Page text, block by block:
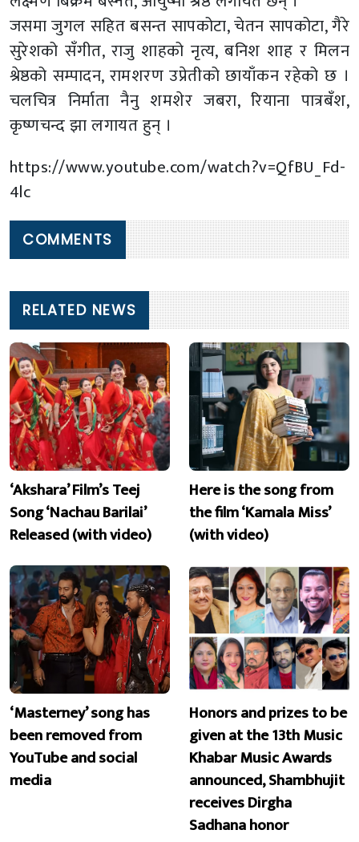
जसमा जुगल सहित बसन्त सापकोटा, चेतन सापकोटा, गैरे
सुरेशको सँगीत, राजु शाहको नृत्य, बनिश शाह र मिलन
श्रेष्ठको सम्पादन, रामशरण उप्रेतीको छायाँकन रहेको छ ।
चलचित्र निर्माता नैनु शमशेर जबरा, रियाना पात्रबँश,
कृष्णचन्द झा लगायत हुन् ।
https://www.youtube.com/watch?v=QfBU_Fd-
4lc
COMMENTS
RELATED NEWS
‘Akshara’ Film’s Teej
Song ‘Nachau Barilai’
Released (with video)
Here is the song from
the film ‘Kamala Miss’
(with video)
‘Masterney’ song has
been removed from
YouTube and social
media
Honors and prizes to be
given at the 13th Music
Khabar Music Awards
announced, Shambhujit
receives Dirgha
Sadhana honor